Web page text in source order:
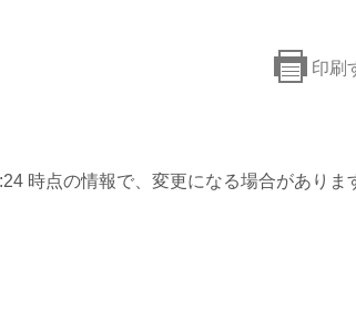
印刷
時点の情報で、変更になる場合がありま